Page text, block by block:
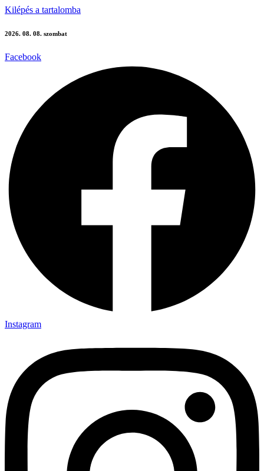
Kilépés a tartalomba
2026. 08. 08. szombat
Facebook
Instagram